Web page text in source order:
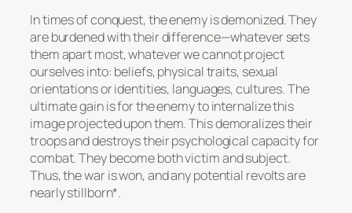
In times of conquest, the enemy is demonized. They
are burdened with their difference—whatever sets
them apart most, whatever we cannot project
ourselves into: beliefs, physical traits, sexual
orientations or identities, languages, cultures. The
ultimate gain is for the enemy to internalize this
image projected upon them. This demoralizes their
troops and destroys their psychological capacity for
combat. They become both victim and subject.
Thus, the war is won, and any potential revolts are
nearly stillborn*.